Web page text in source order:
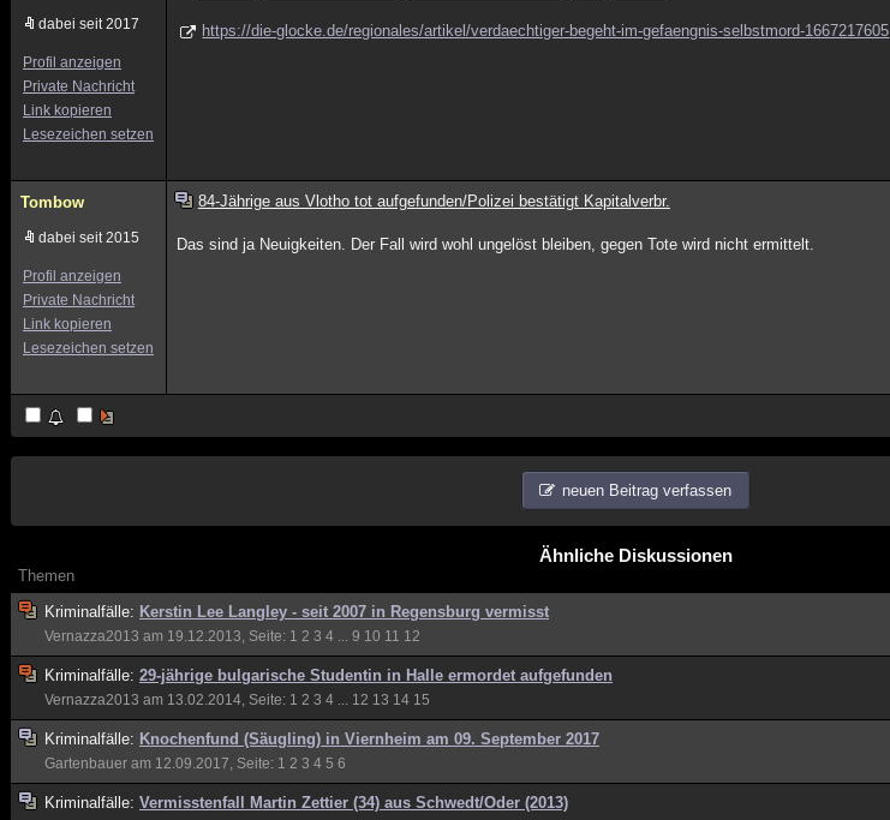
dabei seit 2017
Profil anzeigen
Private Nachricht
Link kopieren
Lesezeichen setzen
https://die-glocke.de/regionales/artikel/verdaechtiger-begeht-im-gefaengnis-selbstmord-1667217605
Tombow
dabei seit 2015
Profil anzeigen
Private Nachricht
Link kopieren
Lesezeichen setzen
84-Jährige aus Vlotho tot aufgefunden/Polizei bestätigt Kapitalverbr.
Das sind ja Neuigkeiten. Der Fall wird wohl ungelöst bleiben, gegen Tote wird nicht ermittelt.
neuen Beitrag verfassen
Ähnliche Diskussionen
Themen
Kriminalfälle: Kerstin Lee Langley - seit 2007 in Regensburg vermisst
Vernazza2013 am 19.12.2013, Seite: 1 2 3 4 9 10 11 12
Kriminalfälle: 29-jährige bulgarische Studentin in Halle ermordet aufgefunden
Vernazza2013 am 13.02.2014, Seite: 1 2 3 4 12 13 14 15
Kriminalfälle: Knochenfund (Säugling) in Viernheim am 09. September 2017
Gartenbauer am 12.09.2017, Seite: 1 2 3 4 5 6
Kriminalfälle: Vermisstenfall Martin Zettier (34) aus Schwedt/Oder (2013)